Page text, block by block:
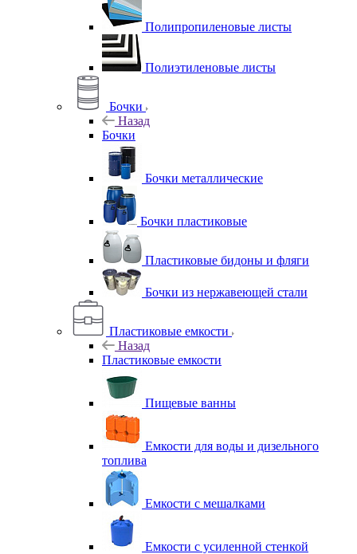
Полипропиленовые листы
Полиэтиленовые листы
Бочки
Назад
Бочки
Бочки металлические
Бочки пластиковые
Пластиковые бидоны и фляги
Бочки из нержавеющей стали
Пластиковые емкости
Назад
Пластиковые емкости
Пищевые ванны
Емкости для воды и дизельного
топлива
Емкости с мешалками
Емкости с усиленной стенкой